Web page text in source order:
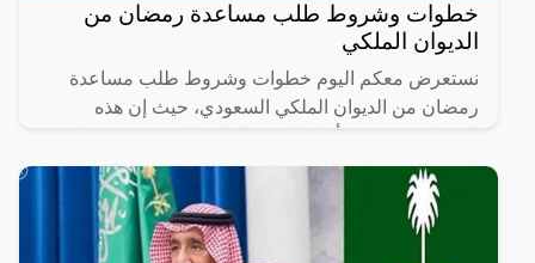
خطوات وشروط طلب مساعدة رمضان من
الديوان الملكي
نستعرض معكم اليوم خطوات وشروط طلب مساعدة
رمضان من الديوان الملكي السعودي، حيث إن هذه
خادم الحرمين الشريفين